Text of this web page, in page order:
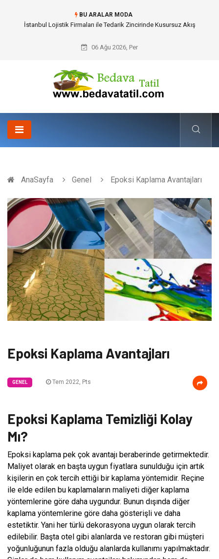
BU ARALAR MODA
İstanbul Lojistik Firmaları ile Tedarik Zincirinde Kusursuz Akış
06 Ağu 2026, Per
AnaSayfa Genel Epoksi Kaplama Avantajları
Epoksi Kaplama Avantajları
GENEL Tem 2022, Pts
Epoksi Kaplama Temizliği Kolay
Mı?
Epoksi kaplama pek çok avantajı beraberinde getirmektedir.
Maliyet olarak en başta uygun fiyatlara sunulduğu için artık
kişilerin en çok tercih ettiği bir kaplama yöntemidir. Reçine
ile elde edilen bu kaplamaların maliyeti diğer kaplama
yöntemlerine göre daha uygundur. Bunun dışında diğer
kaplama yöntemlerine göre daha gösterişli ve daha
estetiktir. Yani her türlü dekorasyona uygun olarak tercih
edilebilir. Başta otel gibi alanlarda ve restoran gibi müşteri
yoğunluğunun fazla olduğu alanlarda kullanımı yapılmaktadır.